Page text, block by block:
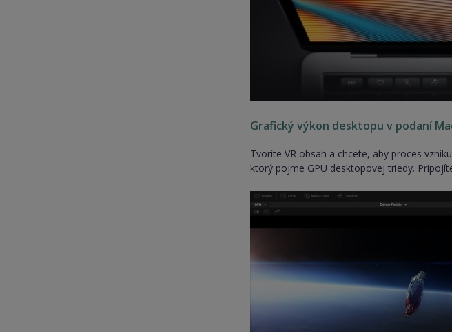
Grafický výkon desktopu v podaní
Tvoríte VR obsah a chcete, aby proces
ktorý pojme GPU desktopovej triedy.